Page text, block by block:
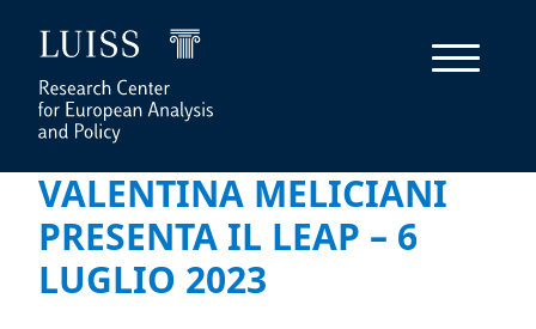
VALENTINA MELICIANI
PRESENTA IL LEAP – 6
LUGLIO 2023